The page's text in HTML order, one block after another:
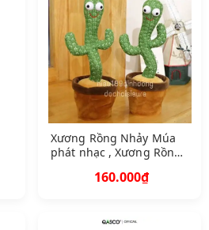
Xương Rồng Nhảy Múa
phát nhạc , Xương Rồng
sẵn pin sạc160.000₫